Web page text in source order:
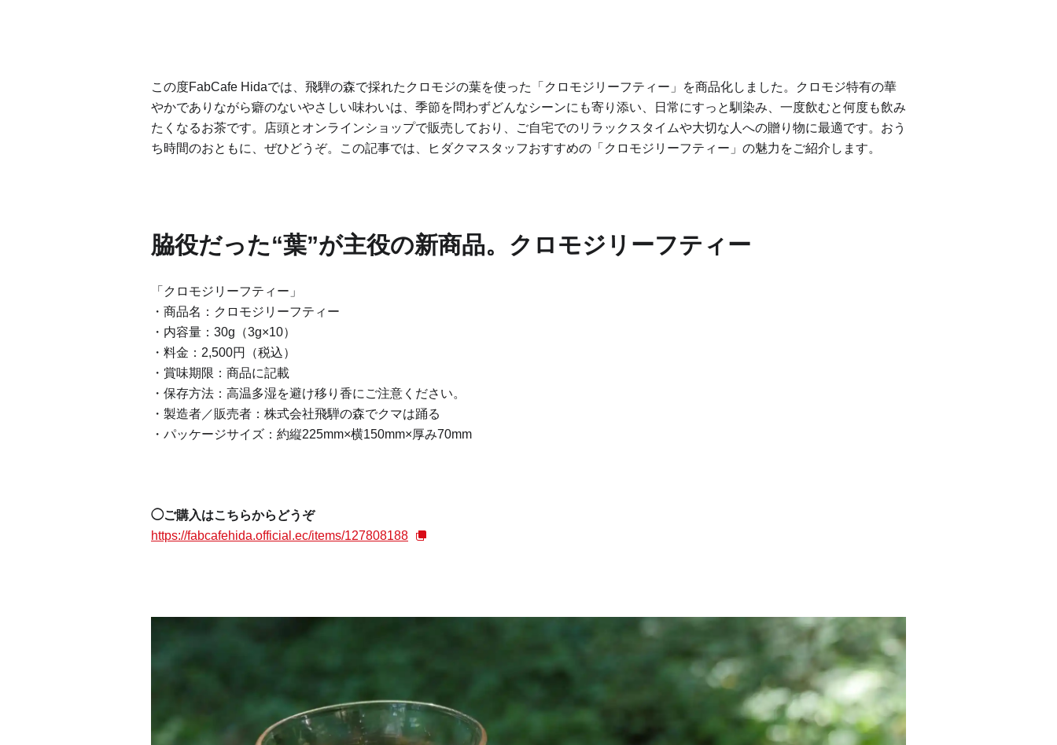
この度FabCafe Hidaでは、飛騨の森で採れたクロモジの葉を使った「クロモジリーフティー」を商品化しました。クロモジ特有の華
やかでありながら癖のないやさしい味わいは、季節を問わずどんなシーンにも寄り添い、日常にすっと馴染み、一度飲むと何度も飲み
たくなるお茶です。店頭とオンラインショップで販売しており、ご自宅でのリラックスタイムや大切な人への贈り物に最適です。おう
ち時間のおともに、ぜひどうぞ。この記事では、ヒダクマスタッフおすすめの「クロモジリーフティー」の魅力をご紹介します。
脇役だった“葉”が主役の新商品。クロモジリーフティー
「クロモジリーフティー」
・商品名：クロモジリーフティー
・内容量：30g（3g×10）
・料金：2,500円（税込）
・賞味期限：商品に記載
・保存方法：高温多湿を避け移り香にご注意ください。
・製造者／販売者：株式会社飛騨の森でクマは踊る
・パッケージサイズ：約縦225mm×横150mm×厚み70mm
◯ご購入はこちらからどうぞ
https://fabcafehida.official.ec/items/127808188